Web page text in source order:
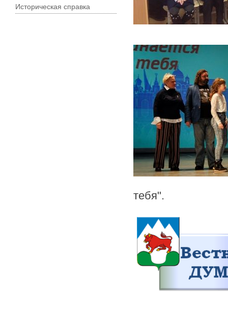
тебя".
Историческая справка